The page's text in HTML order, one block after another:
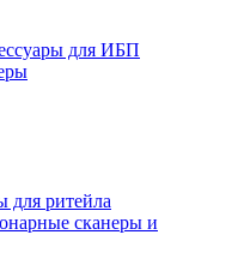
для ИБП
для ритейла
сканеры и